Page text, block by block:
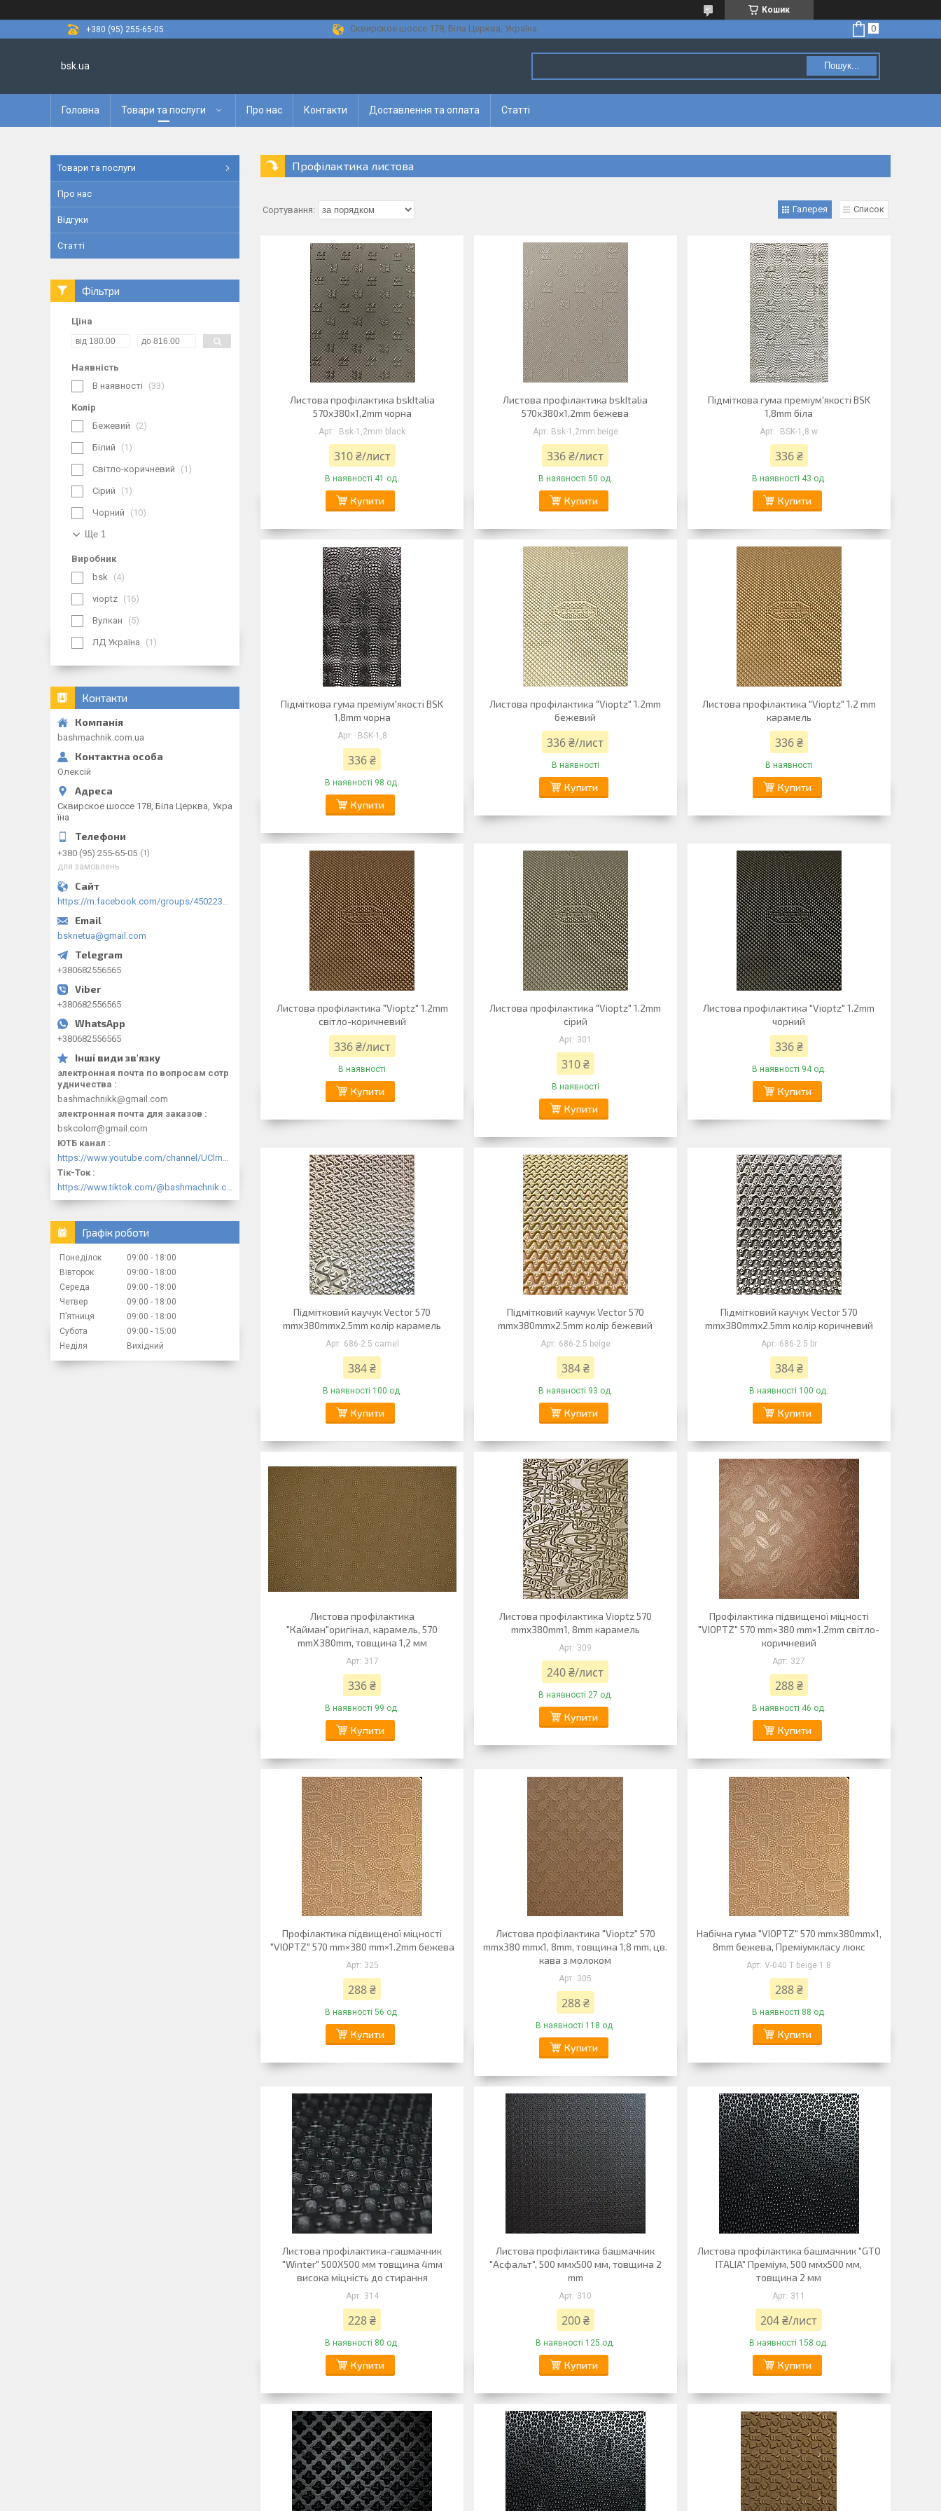
Кошик
+380 (95) 255-65-05
Сквирское шоссе 178, Біла Церква, Україна
bsk.ua Пошук...
Головна Товари та послуги Про нас Контакти Доставлення та оплата Статті
Профілактика листова
Галерея Список
Листова профілактика bskItalia
570x380x1,2mm чорна
Bsk-1,2mm black
310 ₴/лист
В наявності 41 од.
Купити
Листова профілактика bskItalia
570x380x1,2mm бежева
Bsk-1,2mm beige
336 ₴/лист
В наявності 50 од.
Купити
Підміткова гума преміум'якості BSK
1,8mm біла
BSK-1,8 w
336 ₴
В наявності 43 од.
Купити
Підміткова гума преміум'якості BSK
1,8mm чорна
BSK-1,8
336 ₴
В наявності 98 од.
Купити
Листова профілактика "Vioptz" 1.2mm
бежевий
336 ₴/лист
В наявності
Купити
Листова профілактика "Vioptz" 1.2 mm
карамель
336 ₴
В наявності
Купити
Листова профілактика "Vioptz" 1.2mm
світло-коричневий
336 ₴/лист
В наявності
Купити
Листова профілактика "Vioptz" 1.2mm
сірий
301
310 ₴
В наявності
Купити
Листова профілактика "Vioptz" 1.2mm
чорний
336 ₴
В наявності 94 од.
Купити
Підмітковий каучук Vector 570
mmx380mmx2.5mm колір карамель
686-2.5 camel
384 ₴
В наявності 100 од.
Купити
Підмітковий каучук Vector 570
mmx380mmx2.5mm колір бежевий
686-2.5 beige
384 ₴
В наявності 93 од.
Купити
Підмітковий каучук Vector 570
mmx380mmx2.5mm колір коричневий
686-2.5 br
384 ₴
В наявності 100 од.
Купити
Листова профілактика
"Кайман"оригінал, карамель, 570
mmX380mm, товщина 1,2 мм
317
336 ₴
В наявності 99 од.
Купити
Листова профілактика Vioptz 570
mmx380mm1, 8mm карамель
309
240 ₴/лист
В наявності 27 од.
Купити
Профілактика підвищеної міцності
"VIOPTZ" 570 mm×380 mm×1.2mm світло-
коричневий
327
288 ₴
В наявності 46 од.
Купити
Профілактика підвищеної міцності
"VIOPTZ" 570 mm×380 mm×1.2mm бежева
325
288 ₴
В наявності 56 од.
Купити
Листова профілактика "Vioptz" 570
mmx380 mmx1, 8mm, товщина 1,8 mm, цв.
кава з молоком
305
288 ₴
В наявності 118 од.
Купити
Набічна гума "VIOPTZ" 570 mmx380mmx1,
8mm бежева, Преміумкласу люкс
V-040 T beige 1.8
288 ₴
В наявності 88 од.
Купити
Листова профілактика-гашмачник
"Winter" 500X500 мм товщина 4mм
висока міцність до стирання
314
228 ₴
В наявності 80 од.
Купити
Листова профілактика башмачник
"Асфальт", 500 ммх500 мм, товщина 2
mm
310
200 ₴
В наявності 125 од.
Купити
Листова профілактика башмачник "GTO
ITALIA" Преміум, 500 ммх500 мм,
товщина 2 мм
311
204 ₴/лист
В наявності 158 од.
Купити
Товари та послуги
Про нас
Відгуки
Статті
Фільтри
Ціна
Наявність
В наявності
33
Колір
Бежевий
2
Білий 1
Світло-коричневий 1
Сірий 1
Чорний 10
Ще 1
Виробник
bsk
4
vioptz 16
Вулкан 5
ЛД Україна 1
Контакти
bashmachnik.com.ua
Олексій
Сквирское шоссе 178, Біла Церква, Укра
їна
+380 (95) 255-65-05 1
для замовлень
https://m.facebook.com/groups/450223289123148/?ref=group_browse
bsknetua@gmail.com
+380682556565
+380682556565
+380682556565
электронная почта по вопросам сотр
удничества
bashmachnikk@gmail.com
электронная почта для заказов
bskcolorr@gmail.com
ЮТБ канал
https://www.youtube.com/channel/UClmpExjfqH65_PkVWCmgPbQ
Тік-Ток
https://www.tiktok.com/@bashmachnik.com.ua
Графік роботи
Понеділок 09:00
18:00
Вівторок
09:00
18:00
Середа
09:00
18:00
Четвер
09:00
18:00
Пʼятниця
09:00
18:00
Субота
09:00
15:00
Неділя
Вихідний